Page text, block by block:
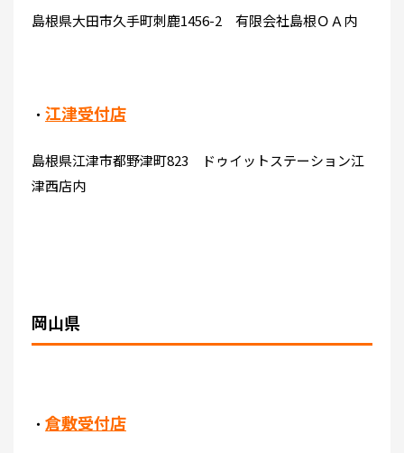
島根県大田市久手町刺鹿1456-2 有限会社島根ＯＡ内
・ 江津受付店
島根県江津市都野津町823 ドゥイットステーション江
津西店内
岡山県
・ 倉敷受付店